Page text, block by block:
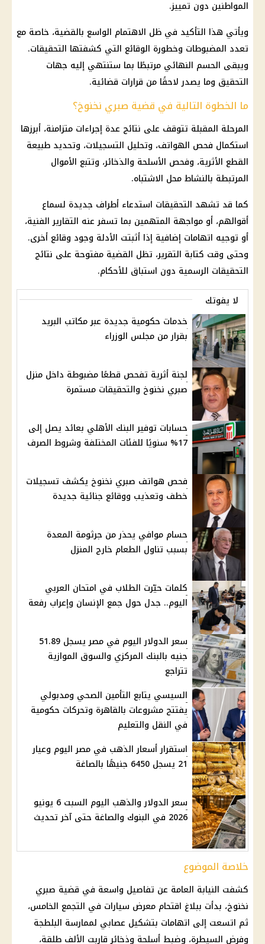
المواطنين دون تمييز.
ويأتي هذا التأكيد في ظل الاهتمام الواسع بالقضية، خاصة مع
تعدد المضبوطات وخطورة الوقائع التي كشفتها التحقيقات.
ويبقى الحسم النهائي مرتبطًا بما ستنتهي إليه جهات
التحقيق وما يصدر لاحقًا من قرارات قضائية.
ما الخطوة التالية في قضية صبري نخنوخ؟
المرحلة المقبلة تتوقف على نتائج عدة إجراءات متزامنة، أبرزها
استكمال فحص الهواتف، وتحليل التسجيلات، وتحديد طبيعة
القطع الأثرية، وفحص الأسلحة والذخائر، وتتبع الأموال
المرتبطة بالنشاط محل الاشتباه.
كما قد تشهد التحقيقات استدعاء أطراف جديدة لسماع
أقوالهم، أو مواجهة المتهمين بما تسفر عنه التقارير الفنية،
أو توجيه اتهامات إضافية إذا أثبتت الأدلة وجود وقائع أخرى.
وحتى وقت كتابة التقرير، تظل القضية مفتوحة على نتائج
التحقيقات الرسمية دون استباق للأحكام.
لا يفوتك
خدمات حكومية جديدة عبر مكاتب البريد
بقرار من مجلس الوزراء
لجنة أثرية تفحص قطعًا مضبوطة داخل منزل
صبري نخنوخ والتحقيقات مستمرة
حسابات توفير البنك الأهلي بعائد يصل إلى
17% سنويًا للفئات المختلفة وشروط الصرف
فحص هواتف صبري نخنوخ يكشف تسجيلات
خطف وتعذيب ووقائع جنائية جديدة
حسام موافي يحذر من جرثومة المعدة
بسبب تناول الطعام خارج المنزل
كلمات حيّرت الطلاب في امتحان العربي
اليوم.. جدل حول جمع الإنسان وإعراب رفعة
سعر الدولار اليوم في مصر يسجل 51.89
جنيه بالبنك المركزي والسوق الموازية
تتراجع
السيسي يتابع التأمين الصحي ومدبولي
يفتتح مشروعات بالقاهرة وتحركات حكومية
في النقل والتعليم
استقرار أسعار الذهب في مصر اليوم وعيار
21 يسجل 6450 جنيهًا بالصاغة
سعر الدولار والذهب اليوم السبت 6 يونيو
2026 في البنوك والصاغة حتى آخر تحديث
خلاصة الموضوع
كشفت النيابة العامة عن تفاصيل واسعة في قضية صبري
نخنوخ، بدأت ببلاغ اقتحام معرض سيارات في التجمع الخامس،
ثم اتسعت إلى اتهامات بتشكيل عصابي لممارسة البلطجة
وفرض السيطرة، وضبط أسلحة وذخائرقاربت الألف طلقة،